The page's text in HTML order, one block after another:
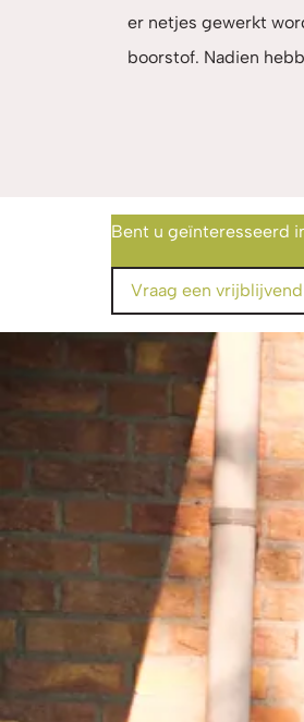
er netjes gewerkt
boorstof. Nadien
Bent u geïnteresseerd
Vraag een